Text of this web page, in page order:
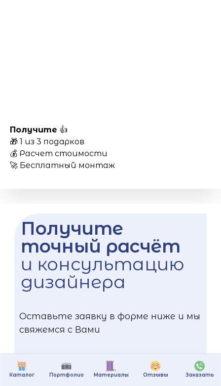
Каталог Портфолио Материалы Отзывы Заказать
Получите 👍
🎁 1 из 3 подарков
💰 Расчет стоимости
🚀 Бесплатный монтаж
Получите
точный расчёт
и консультацию
дизайнера
Оставьте заявку в форме ниже и мы
свяжемся с Вами